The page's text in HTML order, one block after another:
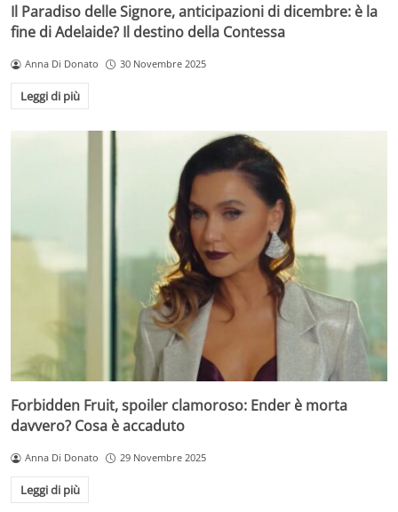
Il Paradiso delle Signore, anticipazioni di dicembre: è la
fine di Adelaide? Il destino della Contessa
Anna Di Donato 30 Novembre 2025
Leggi di più
Forbidden Fruit, spoiler clamoroso: Ender è morta
davvero? Cosa è accaduto
Anna Di Donato 29 Novembre 2025
Leggi di più